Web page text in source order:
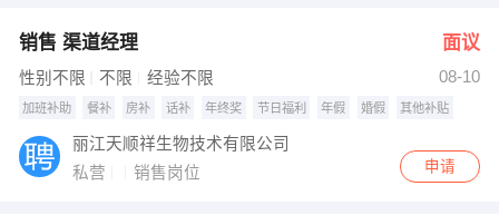
销售 渠道经理 面议
性别不限 不限 经验不限 08-10
加班补助 餐补 房补 话补 年终奖 节日福利 年假 婚假 其他补贴
丽江天顺祥生物技术有限公司
私营
销售岗位 申请